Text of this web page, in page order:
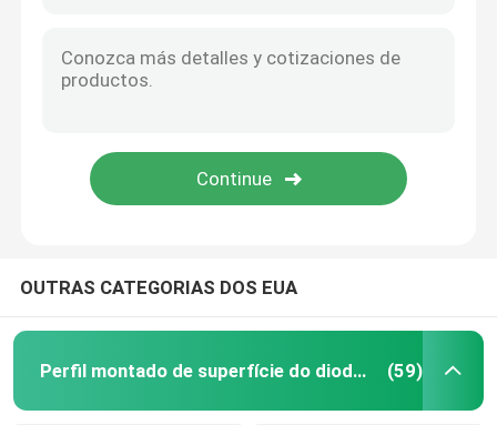
OUTRAS CATEGORIAS DOS EUA
Perfil montado de superfície do diodo emissor de luz (59)